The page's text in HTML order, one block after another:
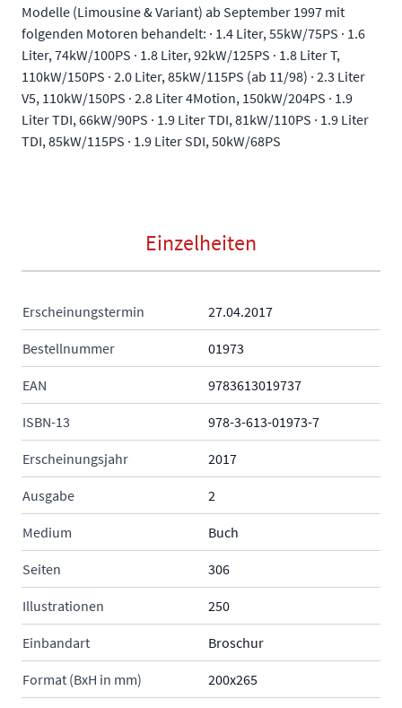
Modelle (Limousine & Variant) ab September 1997 mit
folgenden Motoren behandelt: · 1.4 Liter, 55kW/75PS · 1.6
Liter, 74kW/100PS · 1.8 Liter, 92kW/125PS · 1.8 Liter T,
110kW/150PS · 2.0 Liter, 85kW/115PS (ab 11/98) · 2.3 Liter
V5, 110kW/150PS · 2.8 Liter 4Motion, 150kW/204PS · 1.9
Liter TDI, 66kW/90PS · 1.9 Liter TDI, 81kW/110PS · 1.9 Liter
TDI, 85kW/115PS · 1.9 Liter SDI, 50kW/68PS
Einzelheiten
Erscheinungstermin 27.04.2017
Bestellnummer 01973
EAN 9783613019737
ISBN-13 978-3-613-01973-7
Erscheinungsjahr 2017
Ausgabe 2
Medium Buch
Seiten 306
Illustrationen 250
Einbandart Broschur
Format (BxH in mm) 200x265